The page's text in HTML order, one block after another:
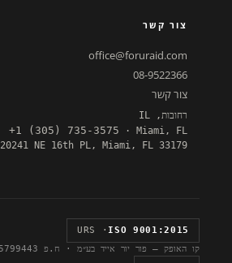
צור קשר
office@foruraid.com
08-9522366
צור קשר
רחובות, IL
+1 (305) 735-3575 · Miami, FL
20241 NE 16th PL, Miami, FL 33179
ISO 9001:2015
· URS
קו האופק — פור יור אייד בע״מ · ח.פ 515799443